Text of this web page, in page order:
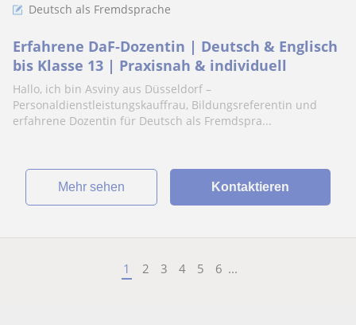
Deutsch als Fremdsprache
Erfahrene DaF-Dozentin | Deutsch & Englisch
bis Klasse 13 | Praxisnah & individuell
Hallo, ich bin Asviny aus Düsseldorf –
Personaldienstleistungskauffrau, Bildungsreferentin und
erfahrene Dozentin für Deutsch als Fremdspra...
Mehr sehen Kontaktieren
1 2 3 4 5 6 ...